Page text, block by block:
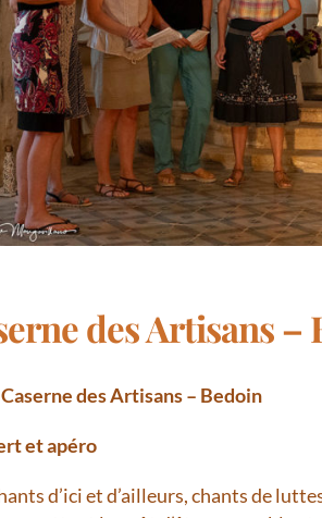
des Artisans –
des Artisans – Bedoin
et apéro
d’ici et d’ailleurs, chants de